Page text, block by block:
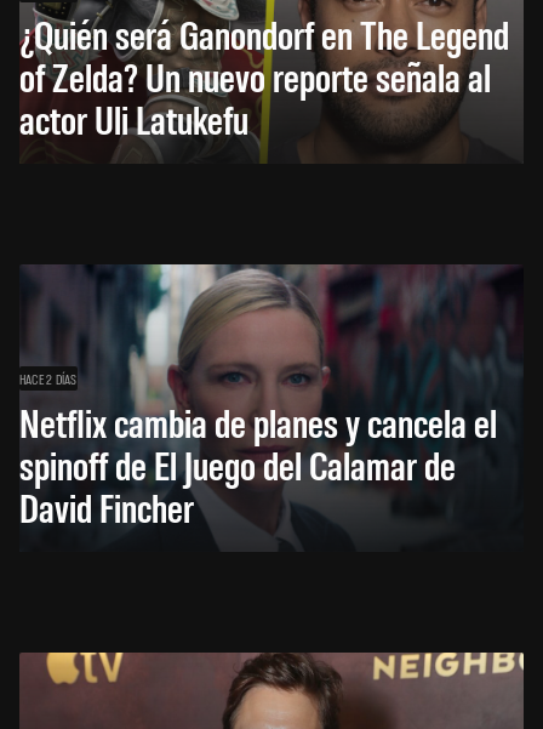
¿Quién será Ganondorf en The Legend
of Zelda? Un nuevo reporte señala al
actor Uli Latukefu
HACE 2 DÍAS
Netflix cambia de planes y cancela el
spinoff de El Juego del Calamar de
David Fincher